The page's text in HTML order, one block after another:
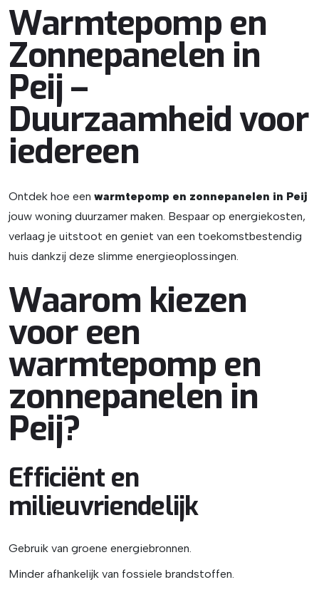
Warmtepomp en
Zonnepanelen in
Peij –
Duurzaamheid voor
iedereen
Ontdek hoe een warmtepomp en zonnepanelen in Peij
jouw woning duurzamer maken. Bespaar op energiekosten,
verlaag je uitstoot en geniet van een toekomstbestendig
huis dankzij deze slimme energieoplossingen.
Waarom kiezen
voor een
warmtepomp en
zonnepanelen in
Peij?
Efficiënt en
milieuvriendelijk
Gebruik van groene energiebronnen.
Minder afhankelijk van fossiele brandstoffen.